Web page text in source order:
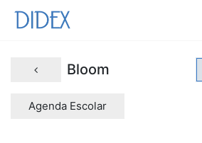
Bloom
Agenda Escolar